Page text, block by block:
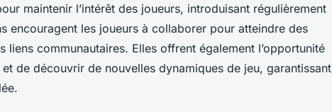
maintenir l’intérêt des joueurs, introduisant régulièrement
encouragent les joueurs à collaborer pour atteindre des
communautaires. Elles offrent également l’opportunité
de découvrir de nouvelles dynamiques de jeu, garantissant